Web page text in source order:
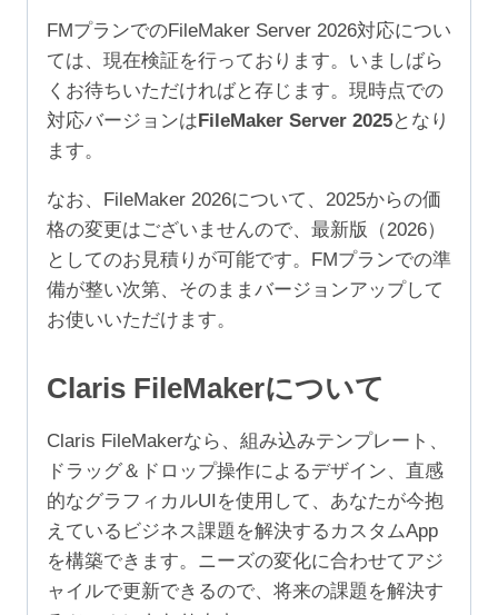
規
5
年
（250-
499
ー
ザ）
個
FMプランでのFileMaker Server 2026対応につい
ては、現在検証を行っております。いましばら
くお待ちいただければと存じます。現時点での
対応バージョンは FileMaker Server 2025となり
ます。
なお、FileMaker 2026について、2025からの価
格の変更はございませんので、最新版（2026）
としてのお見積りが可能です。FMプランでの準
備が整い次第、そのままバージョンアップして
お使いいただけます。
Claris FileMakerについて
Claris FileMakerなら、組み込みテンプレート、
ドラッグ＆ドロップ操作によるデザイン、直感
的なグラフィカルUIを使用して、あなたが今抱
えているビジネス課題を解決するカスタムApp
を構築できます。ニーズの変化に合わせてアジ
ャイルで更新できるので、将来の課題を解決す